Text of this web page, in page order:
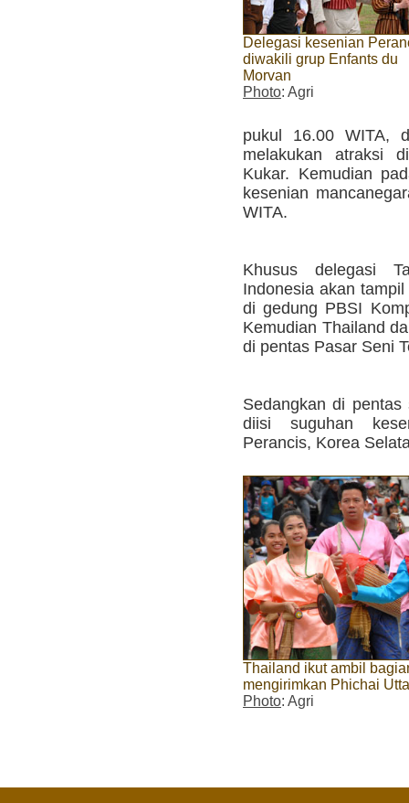
Delegasi kesenian
diwakili grup Enfants du
Morvan
Photo: Agri
pukul 16.00 WITA,
melakukan atraksi
Kukar. Kemudian
kesenian
WITA.
Khusus delegasi
Indonesia akan
di gedung PBSI
Kemudian Thailand
di pentas Pasar Seni
Sedangkan di
diisi suguhan
Perancis, Korea
Thailand ikut ambil
mengirimkan Phichai
Photo: Agri